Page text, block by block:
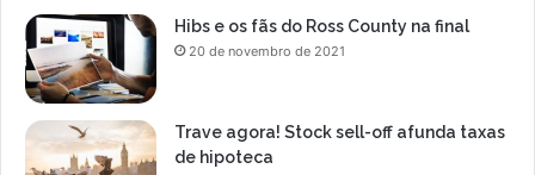
Hibs e os fãs do Ross County na final
20 de novembro de 2021
Trave agora! Stock sell-off afunda taxas
de hipoteca